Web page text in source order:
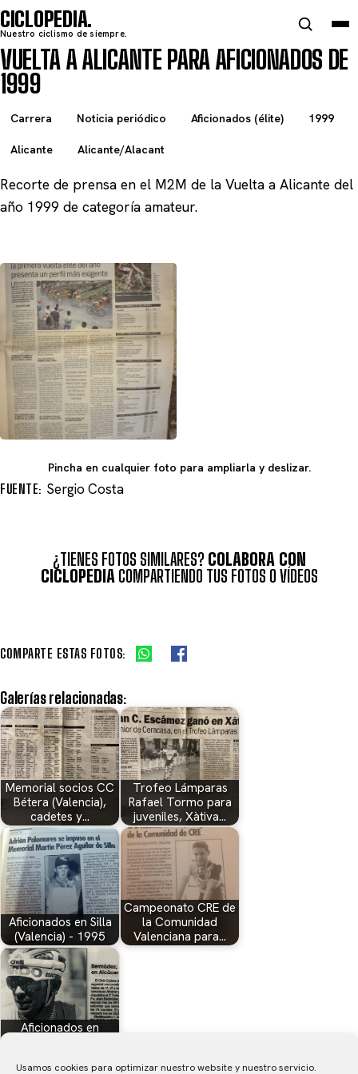
Usamos cookies para optimizar nuestro website y nuestro servicio.
CICLOPEDIA
Nuestro ciclismo de siempre.
VUELTA A ALICANTE PARA AFICIONADOS DE
1999
Carrera Noticia periódico Aficionados (élite) 1999
Alicante Alicante/Alacant
Recorte de prensa en el M2M de la Vuelta a Alicante del
año 1999 de categoría amateur.
Pincha en cualquier foto para ampliarla y deslizar.
FUENTE: Sergio Costa
¿TIENES FOTOS SIMILARES? COLABORA CON
CICLOPEDIACOMPARTIENDO TUS FOTOS O VÍDEOS
COMPARTE ESTAS FOTOS:
Galerías relacionadas:
Memorial socios CC
Bétera (Valencia),
cadetes y…
Trofeo Lámparas
Rafael Tormo para
juveniles, Xàtiva…
Aficionados en Silla
(Valencia) - 1995
Campeonato CRE de
la Comunidad
Valenciana para…
Aficionados en